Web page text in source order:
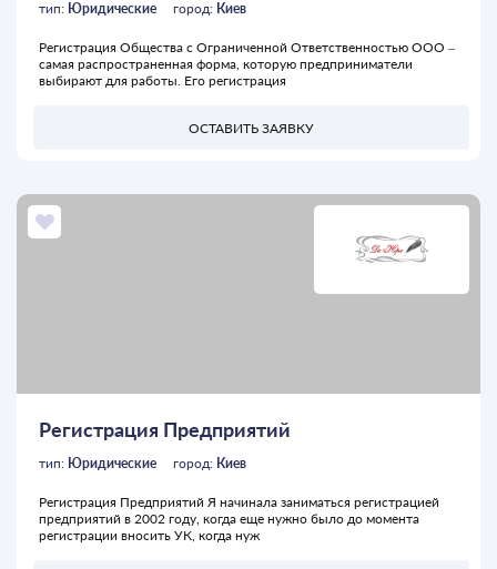
тип: Юридические город: Киев
Регистрация Общества с Ограниченной Ответственностью ООО –
самая распространенная форма, которую предприниматели
выбирают для работы. Его регистрация
ОСТАВИТЬ ЗАЯВКУ
Регистрация Предприятий
тип: Юридические город: Киев
Регистрация Предприятий Я начинала заниматься регистрацией
предприятий в 2002 году, когда еще нужно было до момента
регистрации вносить УК, когда нуж